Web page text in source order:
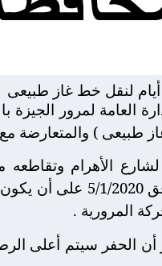
العامة لمرور
طبيعى ) والمتعارضة
المرورية .
أن الحفر سيتم أعلى